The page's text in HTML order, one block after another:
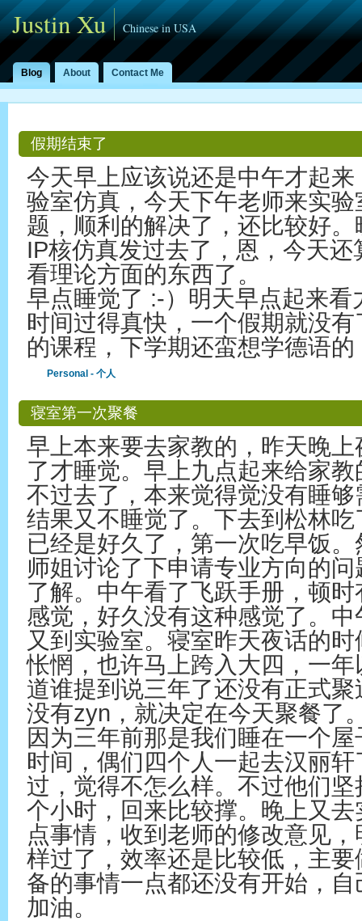
Justin Xu Chinese in USA
Blog About Contact Me
假期结束了
今天早上应该说还是中午才起
验室仿真，今天下午老师来实
题，顺利的解决了，还比较好
IP核仿真发过去了，恩，今天
看理论方面的东西了。
早点睡觉了 :-）明天早点起来
时间过得真快，一个假期就没
的课程，下学期还蛮想学德语
Personal - 个人
寝室第一次聚餐
早上本来要去家教的，昨天晚
了才睡觉。早上九点起来给家
不过去了，本来觉得觉没有睡
结果又不睡觉了。下去到松林
已经是好久了，第一次吃早饭
师姐讨论了下申请专业方向的
了解。中午看了飞跃手册，顿
感觉，好久没有这种感觉了。
又到实验室。寝室昨天夜话的
怅惘，也许马上跨入大四，一
道谁提到说三年了还没有正式
没有zyn，就决定在今天聚餐了
因为三年前那是我们睡在一个
时间，偶们四个人一起去汉丽
过，觉得不怎么样。不过他们
个小时，回来比较撑。晚上又
点事情，收到老师的修改意见
样过了，效率还是比较低，主
备的事情一点都还没有开始，
加油。